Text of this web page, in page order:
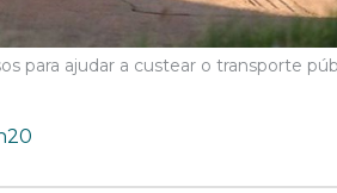
para ajudar a custear o transporte